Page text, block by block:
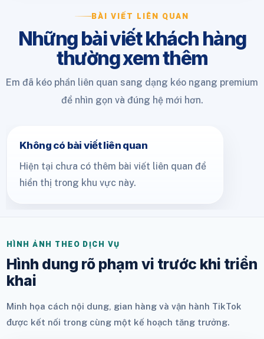
BÀI VIẾT LIÊN QUAN
Những bài viết khách hàng
thường xem thêm
Em đã kéo phần liên quan sang dạng kéo ngang premium
để nhìn gọn và đúng hệ mới hơn.
Không có bài viết liên quan
Hiện tại chưa có thêm bài viết liên quan để
hiển thị trong khu vực này.
HÌNH ẢNH THEO DỊCH VỤ
Hình dung rõ phạm vi trước khi triển
khai
Minh họa cách nội dung, gian hàng và vận hành TikTok
được kết nối trong cùng một kế hoạch tăng trưởng.